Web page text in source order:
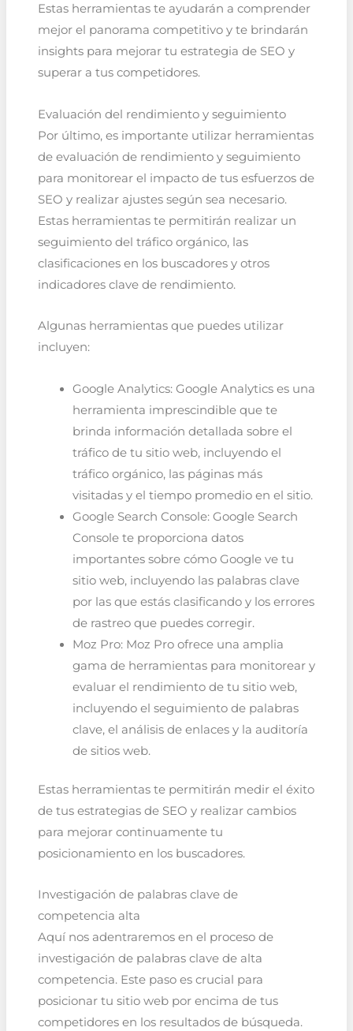
Estas herramientas te ayudarán a comprender
mejor el panorama competitivo y te brindarán
insights para mejorar tu estrategia de SEO y
superar a tus competidores.
Evaluación del rendimiento y seguimiento
Por último, es importante utilizar herramientas
de evaluación de rendimiento y seguimiento
para monitorear el impacto de tus esfuerzos de
SEO y realizar ajustes según sea necesario.
Estas herramientas te permitirán realizar un
seguimiento del tráfico orgánico, las
clasificaciones en los buscadores y otros
indicadores clave de rendimiento.
Algunas herramientas que puedes utilizar
incluyen:
Google Analytics: Google Analytics es una
herramienta imprescindible que te
brinda información detallada sobre el
tráfico de tu sitio web, incluyendo el
tráfico orgánico, las páginas más
visitadas y el tiempo promedio en el sitio.
Google Search Console: Google Search
Console te proporciona datos
importantes sobre cómo Google ve tu
sitio web, incluyendo las palabras clave
por las que estás clasificando y los errores
de rastreo que puedes corregir.
Moz Pro: Moz Pro ofrece una amplia
gama de herramientas para monitorear y
evaluar el rendimiento de tu sitio web,
incluyendo el seguimiento de palabras
clave, el análisis de enlaces y la auditoría
de sitios web.
Estas herramientas te permitirán medir el éxito
de tus estrategias de SEO y realizar cambios
para mejorar continuamente tu
posicionamiento en los buscadores.
Investigación de palabras clave de
competencia alta
Aquí nos adentraremos en el proceso de
investigación de palabras clave de alta
competencia. Este paso es crucial para
posicionar tu sitio web por encima de tus
competidores en los resultados de búsqueda.